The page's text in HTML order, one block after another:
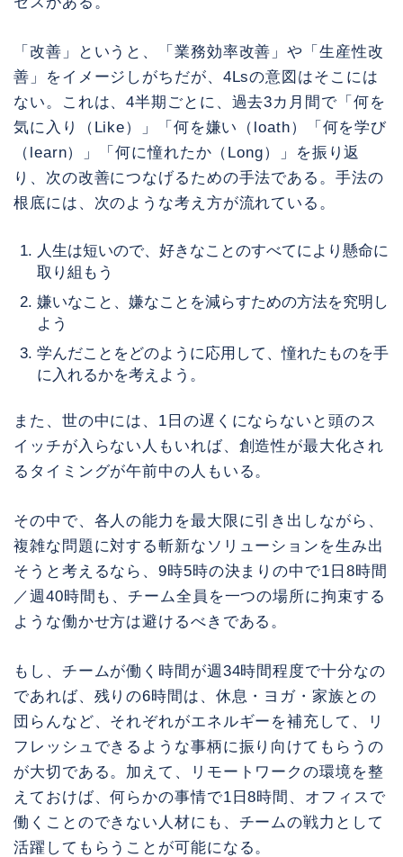
「改善」というと、「業務効率改善」や「生産性改
善」をイメージしがちだが、4Lsの意図はそこには
ない。これは、4半期ごとに、過去3カ月間で「何を
気に入り（Like）」「何を嫌い（loath）「何を学び
（learn）」「何に憧れたか（Long）」を振り返
り、次の改善につなげるための手法である。手法の
根底には、次のような考え方が流れている。
人生は短いので、好きなことのすべてにより懸命に
取り組もう
嫌いなこと、嫌なことを減らすための方法を究明し
よう
学んだことをどのように応用して、憧れたものを手
に入れるかを考えよう。
また、世の中には、1日の遅くにならないと頭のス
イッチが入らない人もいれば、創造性が最大化され
るタイミングが午前中の人もいる。
その中で、各人の能力を最大限に引き出しながら、
複雑な問題に対する斬新なソリューションを生み出
そうと考えるなら、9時5時の決まりの中で1日8時間
／週40時間も、チーム全員を一つの場所に拘束する
ような働かせ方は避けるべきである。
もし、チームが働く時間が週34時間程度で十分なの
であれば、残りの6時間は、休息・ヨガ・家族との
団らんなど、それぞれがエネルギーを補充して、リ
フレッシュできるような事柄に振り向けてもらうの
が大切である。加えて、リモートワークの環境を整
えておけば、何らかの事情で1日8時間、オフィスで
働くことのできない人材にも、チームの戦力として
活躍してもらうことが可能になる。